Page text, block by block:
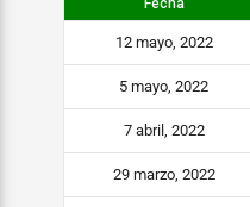
Fecha
12 mayo, 2022
5 mayo, 2022
7 abril, 2022
29 marzo, 2022